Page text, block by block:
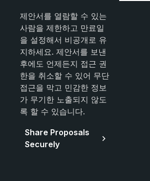
제안서를 열람할 수 있는
사람을 제한하고 만료일
을 설정해서 비공개로 유
지하세요. 제안서를 보낸
후에도 언제든지 접근 권
한을 취소할 수 있어 무단
접근을 막고 민감한 정보
가 무기한 노출되지 않도
록 할 수 있습니다.
Share Proposals
Securely